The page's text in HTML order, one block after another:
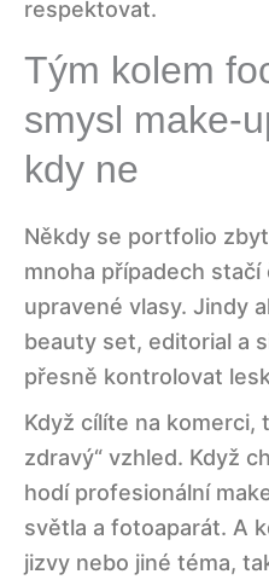
respektovat.
Tým kolem
smysl make-
kdy ne
Někdy se portfolio
mnoha případech
upravené vlasy. Jindy
beauty set, editorial a
přesně kontrolovat
Když cílíte na komerci,
zdravý“ vzhled. Když
hodí profesionální
světla a fotoaparát. A
jizvy nebo jiné téma,